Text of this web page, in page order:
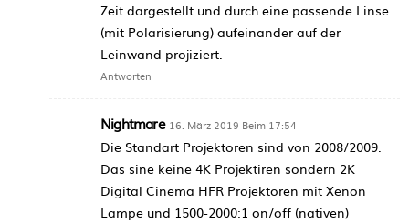
Zeit dargestellt und durch eine passende Linse
(mit Polarisierung) aufeinander auf der
Leinwand projiziert.
Antworten
Nightmare 16. März 2019 Beim 17:54
Die Standart Projektoren sind von 2008/2009.
Das sine keine 4K Projektiren sondern 2K
Digital Cinema HFR Projektoren mit Xenon
Lampe und 1500-2000:1 on/off (nativen)